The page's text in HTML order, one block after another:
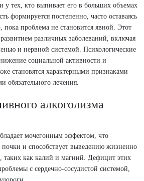
у тех, кто выпивает его в больших объемах
формируется постепенно, часто оставаясь
пока проблема не становится явной. Этот
различных заболеваний, включая
и нервной системой. Психологические
социальной активности и
становятся характерными признаками
обязательного лечения.
алкоголизма
мочегонным эффектом, что
почки и способствует выведению жизненно
таких как калий и магний. Дефицит этих
с сердечно-сосудистой системой,